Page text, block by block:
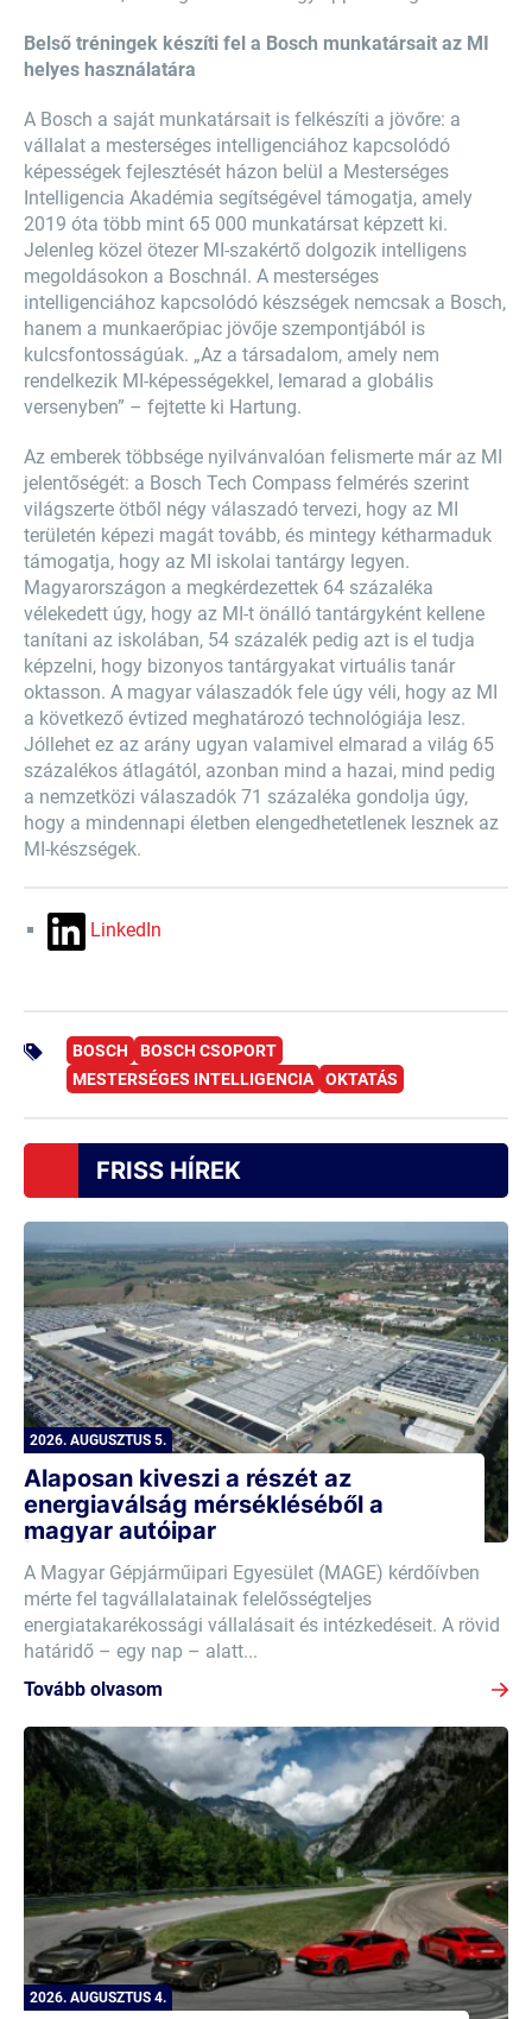
Belső tréningek készíti fel a Bosch munkatársait az MI
helyes használatára
A Bosch a saját munkatársait is felkészíti a jövőre: a
vállalat a mesterséges intelligenciához kapcsolódó
képességek fejlesztését házon belül a Mesterséges
Intelligencia Akadémia segítségével támogatja, amely
2019 óta több mint 65 000 munkatársat képzett ki.
Jelenleg közel ötezer MI-szakértő dolgozik intelligens
megoldásokon a Boschnál. A mesterséges
intelligenciához kapcsolódó készségek nemcsak a Bosch,
hanem a munkaerőpiac jövője szempontjából is
kulcsfontosságúak. „Az a társadalom, amely nem
rendelkezik MI-képességekkel, lemarad a globális
versenyben” – fejtette ki Hartung.
Az emberek többsége nyilvánvalóan felismerte már az MI
jelentőségét: a Bosch Tech Compass felmérés szerint
világszerte ötből négy válaszadó tervezi, hogy az MI
területén képezi magát tovább, és mintegy kétharmaduk
támogatja, hogy az MI iskolai tantárgy legyen.
Magyarországon a megkérdezettek 64 százaléka
vélekedett úgy, hogy az MI-t önálló tantárgyként kellene
tanítani az iskolában, 54 százalék pedig azt is el tudja
képzelni, hogy bizonyos tantárgyakat virtuális tanár
oktasson. A magyar válaszadók fele úgy véli, hogy az MI
a következő évtized meghatározó technológiája lesz.
Jóllehet ez az arány ugyan valamivel elmarad a világ 65
százalékos átlagától, azonban mind a hazai, mind pedig
a nemzetközi válaszadók 71 százaléka gondolja úgy,
hogy a mindennapi életben elengedhetetlenek lesznek az
MI-készségek.
LinkedIn
BOSCH
BOSCH CSOPORT
MESTERSÉGES INTELLIGENCIA
OKTATÁS
FRISS HÍREK
2026. AUGUSZTUS 5.
Alaposan kiveszi a részét az
energiaválság mérsékléséből a
magyar autóipar
A Magyar Gépjárműipari Egyesület (MAGE) kérdőívben
mérte fel tagvállalatainak felelősségteljes
energiatakarékossági vállalásait és intézkedéseit. A rövid
határidő – egy nap – alatt...
Tovább olvasom
2026. AUGUSZTUS 4.